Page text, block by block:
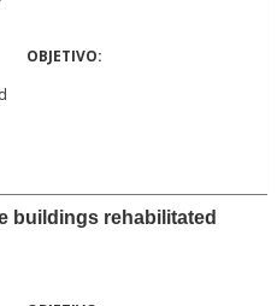
buildings rehabilitated